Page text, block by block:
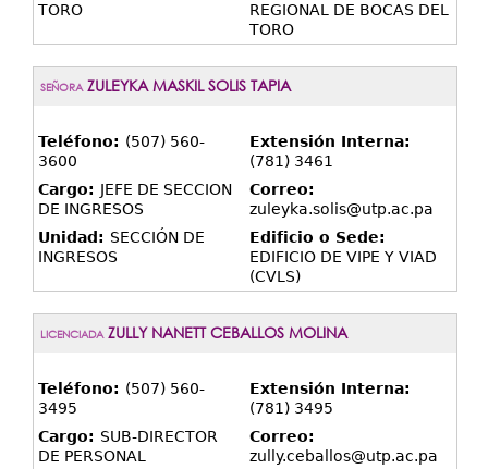
TORO
REGIONAL DE BOCAS DEL
TORO
SEÑORA ZULEYKA MASKIL SOLIS TAPIA
Teléfono: (507) 560-
3600
Extensión Interna:
(781) 3461
Cargo: JEFE DE SECCION
DE INGRESOS
Correo:
zuleyka.solis@utp.ac.pa
Unidad: SECCIÓN DE
INGRESOS
Edificio o Sede:
EDIFICIO DE VIPE Y VIAD
(CVLS)
LICENCIADA ZULLY NANETT CEBALLOS MOLINA
Teléfono: (507) 560-
3495
Extensión Interna:
(781) 3495
Cargo: SUB-DIRECTOR
DE PERSONAL
Correo:
zully.ceballos@utp.ac.pa